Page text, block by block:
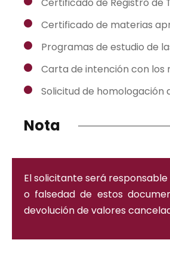
Certificado de materias
Programas de estudio de
Carta de intención con los
Solicitud de homologación
Nota
El solicitante será
o falsedad de estos
devolución de valores